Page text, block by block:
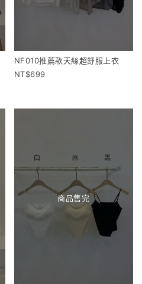
NF010推薦款天絲超舒服上衣
699
商品售完